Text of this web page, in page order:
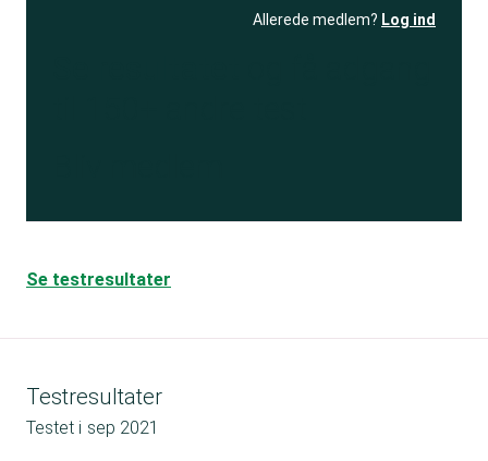
Allerede medlem? Log ind
Se testresultater
Testresultater
Testet i sep 2021